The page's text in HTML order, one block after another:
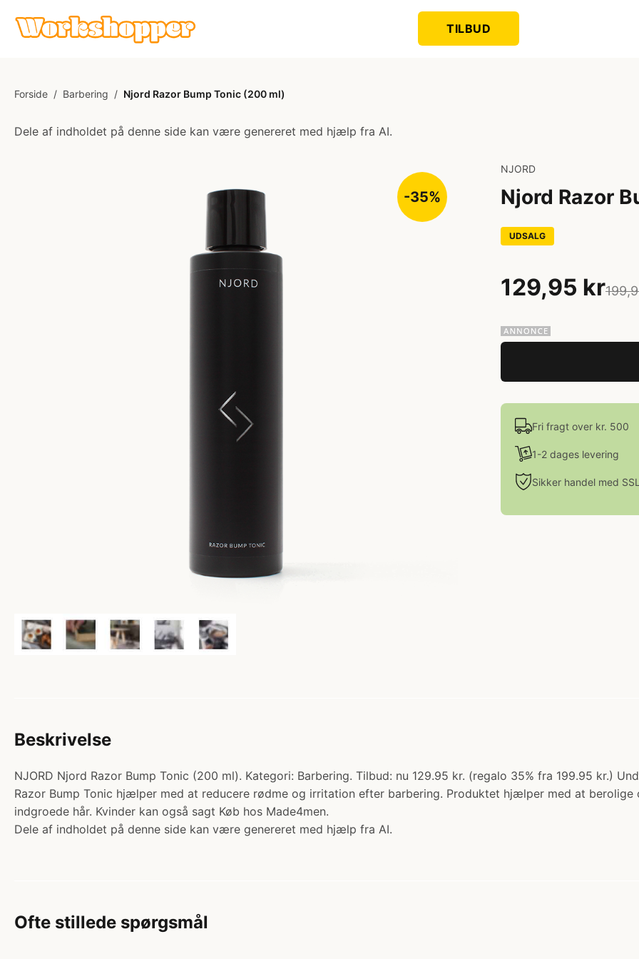
TILBUD
Forside / Barbering / Njord Razor Bump Tonic (200 ml)
Dele af indholdet på denne side kan være genereret med hjælp fra AI.
-35%
NJORD
Njord Razor
UDSALG
129,95 kr
Fri fragt over kr. 500
1-2 dages levering
Sikker handel med SSL
Beskrivelse
NJORD Njord Razor Bump Tonic (200 ml). Kategori: Barbering. Tilbud: nu 129.95 kr. (regalo 35% fra 199.95 kr.)
Razor Bump Tonic hjælper med at reducere rødme og irritation efter barbering. Produktet hjælper med at berolige
indgroede hår. Kvinder kan også sagt Køb hos Made4men.
Dele af indholdet på denne side kan være genereret med hjælp fra AI.
Ofte stillede spørgsmål